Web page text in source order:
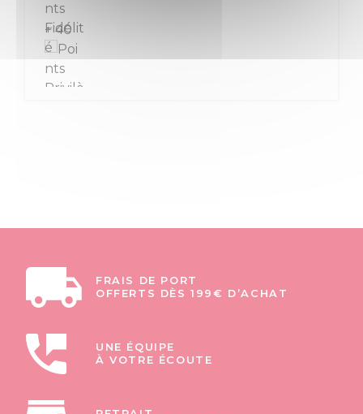
+ 40
FRAIS DE PORT
OFFERTS DÈS 199€ D’ACHAT
UNE ÉQUIPE
À VOTRE ÉCOUTE